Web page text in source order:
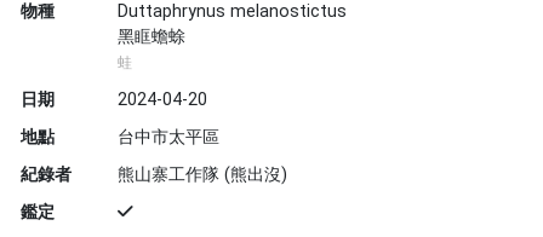
物種
Duttaphrynus melanostictus
黑眶蟾蜍
蛙
日期
2024-04-20
地點
台中市太平區
紀錄者
熊山寨工作隊 (熊出沒)
鑑定